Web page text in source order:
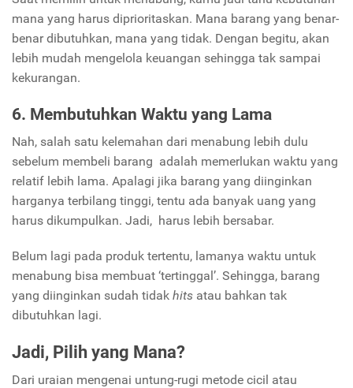
mana yang harus diprioritaskan. Mana barang yang benar-
benar dibutuhkan, mana yang tidak. Dengan begitu, akan
lebih mudah mengelola keuangan sehingga tak sampai
kekurangan.
6. Membutuhkan Waktu yang Lama
Nah, salah satu kelemahan dari menabung lebih dulu
sebelum membeli barang adalah memerlukan waktu yang
relatif lebih lama. Apalagi jika barang yang diinginkan
harganya terbilang tinggi, tentu ada banyak uang yang
harus dikumpulkan. Jadi, harus lebih bersabar.
Belum lagi pada produk tertentu, lamanya waktu untuk
menabung bisa membuat ‘tertinggal’. Sehingga, barang
yang diinginkan sudah tidak hits atau bahkan tak
dibutuhkan lagi.
Jadi, Pilih yang Mana?
Dari uraian mengenai untung-rugi metode cicil atau